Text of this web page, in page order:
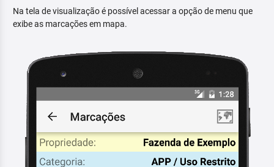
Na tela de visualização é possível acessar a opção de menu que
exibe as marcações em mapa.